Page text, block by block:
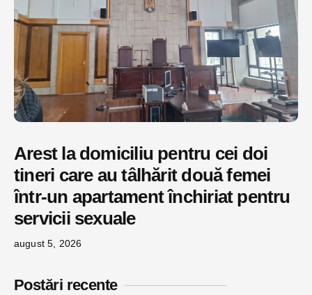
Arest la domiciliu pentru cei doi
tineri care au tâlhărit două femei
într-un apartament închiriat pentru
servicii sexuale
august 5, 2026
Postări recente